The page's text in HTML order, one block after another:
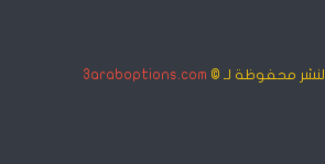
محفوظة لـ © 3araboptions.com